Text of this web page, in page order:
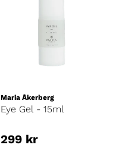
Maria Åkerberg
Eye Gel - 15ml
299 kr